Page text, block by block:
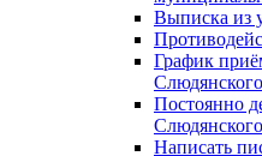
Выписка из
График
Постоянно
Написать